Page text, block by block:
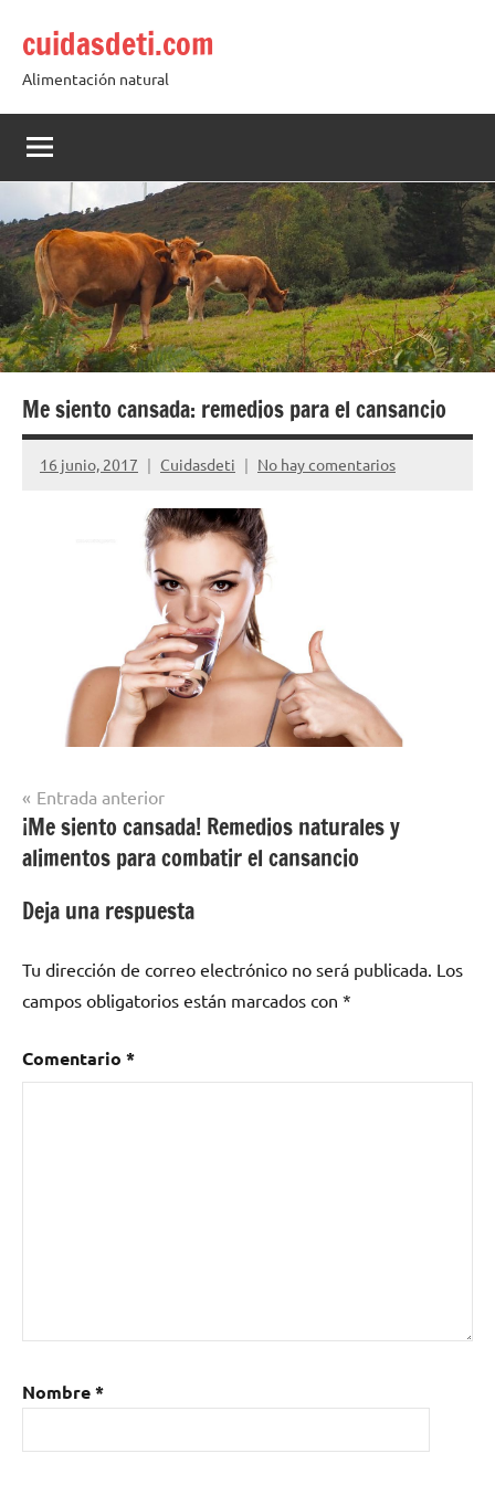
contenido
cuidasdeti.com
Alimentación natural
Me siento cansada: remedios para el cansancio
16 junio, 2017 Cuidasdeti No hay comentarios
Navegación
de
entradas
Entrada anterior
¡Me siento cansada! Remedios naturales y
alimentos para combatir el cansancio
Deja una respuesta
Tu dirección de correo electrónico no será publicada. Los
campos obligatorios están marcados con *
Comentario *
Nombre*